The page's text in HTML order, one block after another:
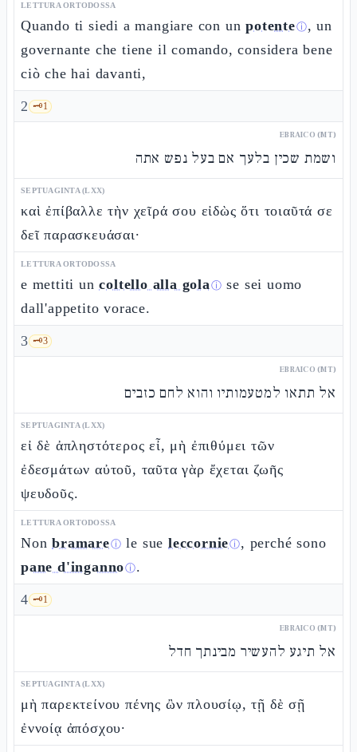
LETTURA ORTODOSSA
Quando ti siedi a mangiare con unpotenteⓘ, un
governante che tiene il comando, considera bene
ciò che hai davanti,
2 🗝️1
EBRAICO (MT)
ושמת שכין בלעך אם בעל נפש אתה
SEPTUAGINTA (LXX)
καὶ ἐπίβαλλε τὴν χεῖρά σου εἰδὼς ὅτι τοιαῦτά σε
δεῖ παρασκευάσαι·
LETTURA ORTODOSSA
e mettiti uncoltello alla golaⓘ se sei uomo
dall'appetito vorace.
3 🗝️3
EBRAICO (MT)
אל תתאו למטעמותיו והוא לחם כזבים
SEPTUAGINTA (LXX)
εἰ δὲ ἀπληστότερος εἶ, μὴ ἐπιθύμει τῶν
ἐδεσμάτων αὐτοῦ, ταῦτα γὰρ ἔχεται ζωῆς
ψευδοῦς.
LETTURA ORTODOSSA
Nonbramareⓘ le sueleccornieⓘ, perché sono
pane d'ingannoⓘ.
4 🗝️1
EBRAICO (MT)
אל תיגע להעשיר מבינתך חדל
SEPTUAGINTA (LXX)
μὴ παρεκτείνου πένης ὢν πλουσίῳ, τῇ δὲ σῇ
ἐννοίᾳ ἀπόσχου·